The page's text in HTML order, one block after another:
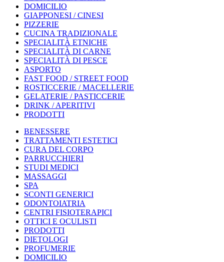
DOMICILIO
GIAPPONESI / CINESI
PIZZERIE
CUCINA TRADIZIONALE
SPECIALITÀ ETNICHE
SPECIALITÀ DI CARNE
SPECIALITÀ DI PESCE
ASPORTO
FAST FOOD / STREET FOOD
ROSTICCERIE / MACELLERIE
GELATERIE / PASTICCERIE
DRINK / APERITIVI
PRODOTTI
BENESSERE
TRATTAMENTI ESTETICI
CURA DEL CORPO
PARRUCCHIERI
STUDI MEDICI
MASSAGGI
SPA
SCONTI GENERICI
ODONTOIATRIA
CENTRI FISIOTERAPICI
OTTICI E OCULISTI
PRODOTTI
DIETOLOGI
PROFUMERIE
DOMICILIO